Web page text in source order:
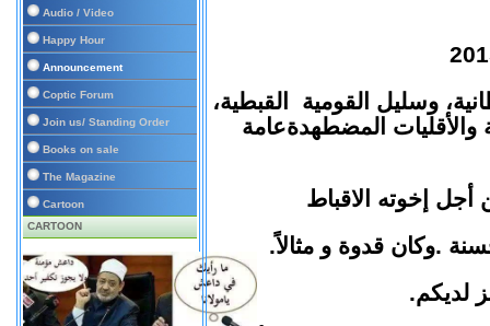
Audio / Video
Happy Hour
Announcement
Coptic Forum
Join us/ Standing Order
Books on sale
The Magazine
Cartoon
CARTOON
وسليل لقومية القبطية،
المضطهدةعامة
إخوته الاقباط
.وكان قدوة و مثالاً.
لديكم.